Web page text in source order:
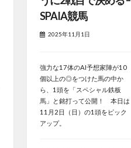
SPAIA競馬
2025年11月1日
強力な17体のAI予想家陣が10
個以上の◎をつけた馬の中か
ら、1頭を「スペシャル鉄板
馬」と銘打って公開！ 本日は
11月2日（日）の1頭をピック
アップ。